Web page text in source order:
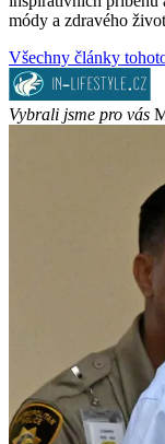
módy a zdravého
Všechny články
Vybrali jsme pro vás